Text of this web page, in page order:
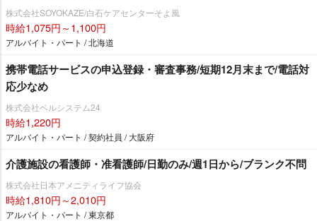
株式会社SOYOKAZE/白石ケアセンターそよ風
時給1,075円～1,100円
アルバイト・パート / 北海道
携帯電話サービスの申込登録・審査事務/短期12月末まで/電話対
応少なめ
株式会社ベルシステム24
時給1,220円
アルバイト・パート / 契約社員 / 大阪府
介護施設の看護師・准看護師/日勤のみ/週1日から/ブランク不問
株式会社日本アメニティライフ協会
時給1,810円～2,010円
アルバイト・パート / 東京都